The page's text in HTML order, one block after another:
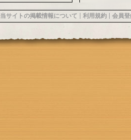
当サイトの掲載情報について 利用規約 会員